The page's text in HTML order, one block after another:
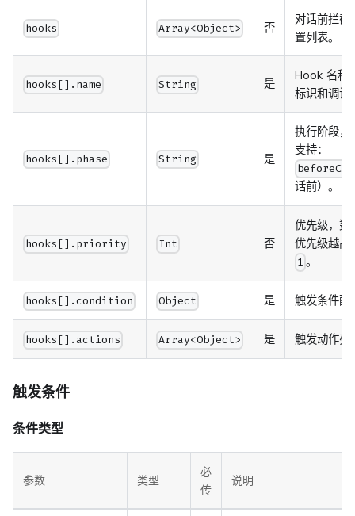
hooks Array<Object> 否
对话前拦截
置列表。
hooks[].name String 是
Hook 名称
标识和调试
hooks[].phase String 是
执行阶段，
支持：
话前）。
hooks[].priority Int 否
优先级，数
优先级越高
1 。
hooks[].condition Object 是 触发条件配
hooks[].actions Array<Object> 是 触发动作列
触发条件
条件类型
参数 类型
必
传
说明